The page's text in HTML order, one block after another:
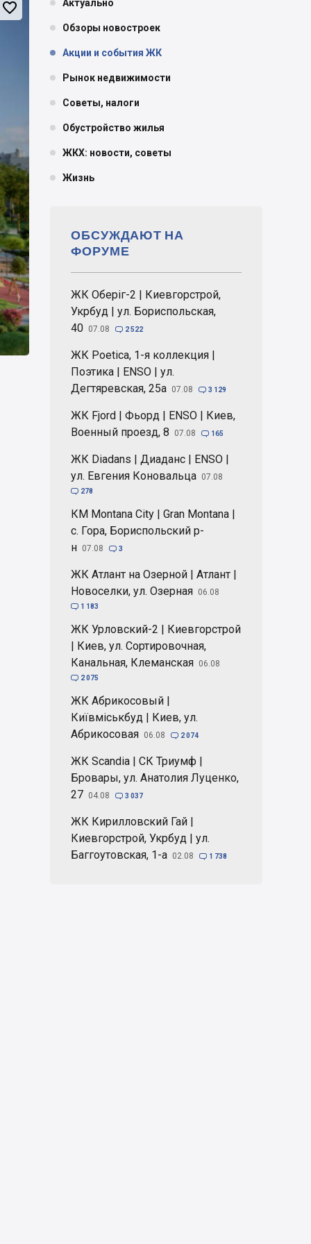
 Актуально
Обзоры новостроек
Акции и события ЖК
Рынок недвижимости
Советы, налоги
Обустройство жилья
ЖКХ: новости, советы
Жизнь
ЖК Оберіг-2 | Киевгорстрой,
Укрбуд | ул. Бориспольская,
40 07.08  2 522
ЖК Poetica, 1-я коллекция |
Поэтика | ENSO | ул.
Дегтяревская, 25а 07.08  3 129
ЖК Fjord | Фьорд | ENSO | Киев,
Военный проезд, 8
07.08  165
ЖК Diadans | Диаданс | ENSO |
ул. Евгения Коновальца 07.08
 278
КМ Montana City | Gran Montana |
с. Гора, Бориспольский р-
н 07.08  3
ЖК Атлант на Озерной | Атлант |
Новоселки, ул. Озерная 06.08
 1 183
ЖК Урловский-2 | Киевгорстрой
| Киев, ул. Сортировочная,
Канальная, Клеманская 06.08
 2 075
ЖК Абрикосовый |
Київміськбуд | Киев, ул.
Абрикосовая 06.08  2 074
ЖК Scandia | СК Триумф |
Бровары, ул. Анатолия Луценко,
27 04.08  3 037
ЖК Кирилловский Гай |
Киевгорстрой, Укрбуд | ул.
Баггоутовская, 1-а 02.08  1 738
ОБСУЖДАЮТ НА
ФОРУМЕ